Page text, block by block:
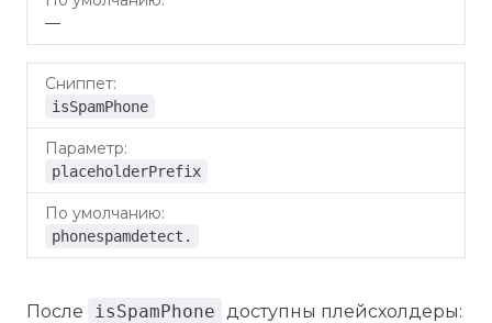
—
isSpamPhone
placeholderPrefix
phonespamdetect.
После isSpamPhone доступны плейсхолдеры: